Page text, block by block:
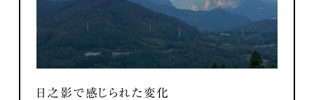
日之影で感じられた変化